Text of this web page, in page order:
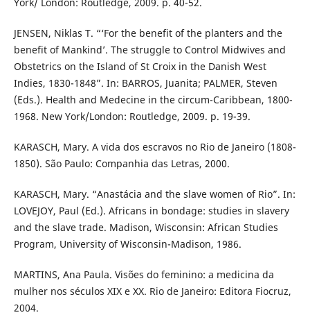
JENSEN, Niklas T. “‘For the benefit of the planters and the
benefit of Mankind’. The struggle to Control Midwives and
Obstetrics on the Island of St Croix in the Danish West
Indies, 1830-1848”. In: BARROS, Juanita; PALMER, Steven
(Eds.). Health and Medecine in the circum-Caribbean, 1800-
1968. New York/London: Routledge, 2009. p. 19-39.
KARASCH, Mary. A vida dos escravos no Rio de Janeiro (1808-
1850). São Paulo: Companhia das Letras, 2000.
KARASCH, Mary. “Anastácia and the slave women of Rio”. In:
LOVEJOY, Paul (Ed.). Africans in bondage: studies in slavery
and the slave trade. Madison, Wisconsin: African Studies
Program, University of Wisconsin-Madison, 1986.
MARTINS, Ana Paula. Visões do feminino: a medicina da
mulher nos séculos XIX e XX. Rio de Janeiro: Editora Fiocruz,
2004.